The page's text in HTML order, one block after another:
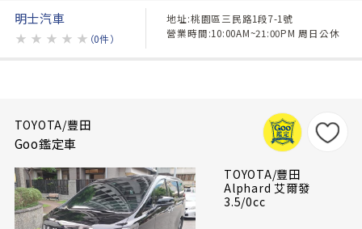
明士汽車
★ ★ ★ ★ ★ （0件）
地址:桃園區三民路1段7-1號
營業時間:10:00AM~21:00PM 周日公休
TOYOTA/豐田
Goo鑑定車
TOYOTA/豐田
Alphard 艾爾發
3.5/0cc